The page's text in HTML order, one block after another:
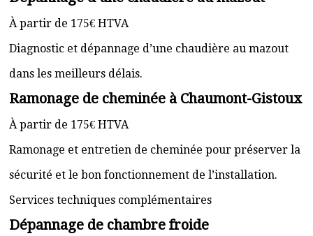
À partir de 175€ HTVA
Diagnostic et dépannage d’une chaudière au mazout
dans les meilleurs délais.
Ramonage de cheminée à Chaumont-Gistoux
À partir de 175€ HTVA
Ramonage et entretien de cheminée pour préserver la
sécurité et le bon fonctionnement de l’installation.
Services techniques complémentaires
Dépannage de chambre froide